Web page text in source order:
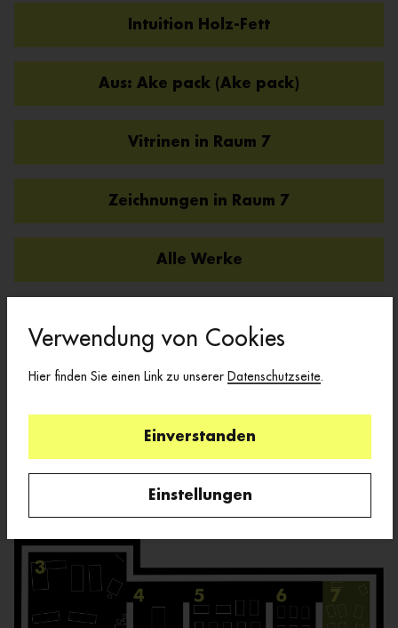
Intuition Holz-Fett
Aus: Ake pack (Ake pack)
Vitrinen in Raum 7
Zeichnungen in Raum 7
Alle Werke
MANRESA, 1966
Interaktiver Raumplan
Verwendung von Cookies
Hier finden Sie einen Link zu unserer Datenschutzseite
Einverstanden
Einstellungen